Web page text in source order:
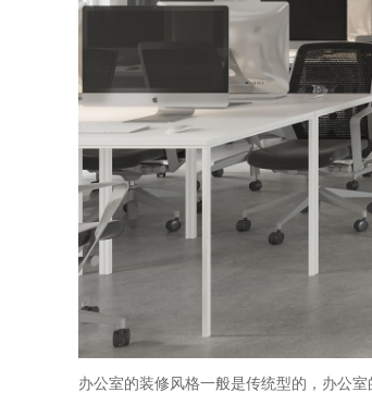
办公室的装修风格一般是传统型的，办公